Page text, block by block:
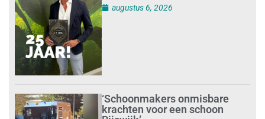
augustus 6, 2026
‘Schoonmakers onmisbare
krachten voor een schoon